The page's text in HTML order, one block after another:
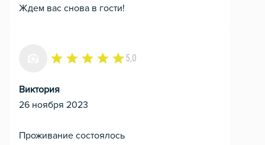
Ждем вас снова в гости!
5,0
Виктория
26 ноября 2023
Проживание состоялось